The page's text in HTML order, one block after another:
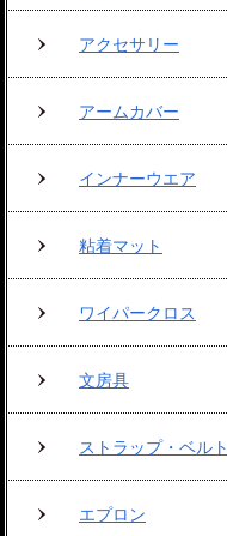
アクセサリー
アームカバー
インナーウエア
粘着マット
ワイパークロス
文房具
ストラップ・ベルト
エプロン